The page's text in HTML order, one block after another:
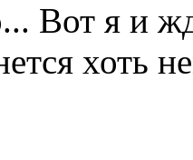
Вот я и
хоть